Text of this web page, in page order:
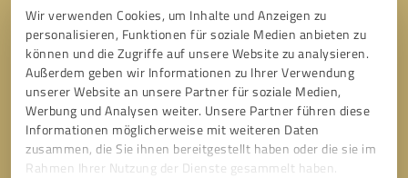
Wir verwenden Cookies, um Inhalte und Anzeigen zu
personalisieren, Funktionen für soziale Medien anbieten zu
können und die Zugriffe auf unsere Website zu analysieren.
Außerdem geben wir Informationen zu Ihrer Verwendung
unserer Website an unsere Partner für soziale Medien,
Werbung und Analysen weiter. Unsere Partner führen diese
Informationen möglicherweise mit weiteren Daten
zusammen, die Sie ihnen bereitgestellt haben oder die sie im
Rahmen Ihrer Nutzung der Dienste gesammelt haben.